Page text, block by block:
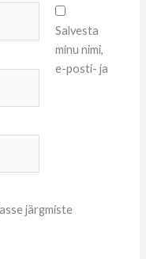
Salvesta
minu nimi,
e-posti- ja
järgmiste